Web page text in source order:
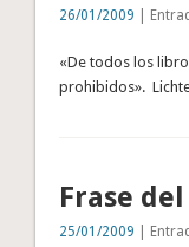
26/01/2009 |
«De todos los
prohibidos».
Frase
25/01/2009 |